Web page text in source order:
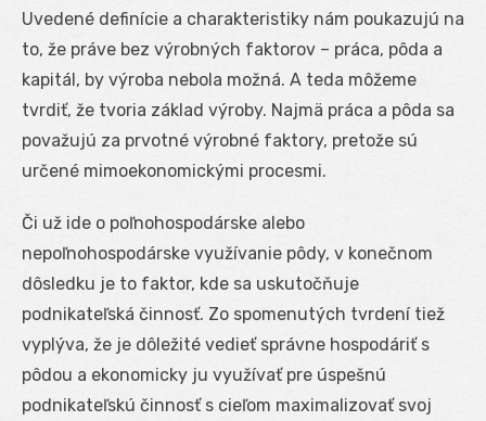
Uvedené definície a charakteristiky nám poukazujú na
to, že práve bez výrobných faktorov – práca, pôda a
kapitál, by výroba nebola možná. A teda môžeme
tvrdiť, že tvoria základ výroby. Najmä práca a pôda sa
považujú za prvotné výrobné faktory, pretože sú
určené mimoekonomickými procesmi.
Či už ide o poľnohospodárske alebo
nepoľnohospodárske využívanie pôdy, v konečnom
dôsledku je to faktor, kde sa uskutočňuje
podnikateľská činnosť. Zo spomenutých tvrdení tiež
vyplýva, že je dôležité vedieť správne hospodáriť s
pôdou a ekonomicky ju využívať pre úspešnú
podnikateľskú činnosť s cieľom maximalizovať svoj